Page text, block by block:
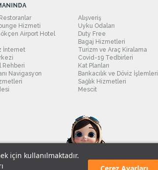
için kullanılmaktadır.
Alışveriş
Hizmeti
Uyku Odaları
Airport Hotel
Duty Free
Bagaj Hizmetleri
İnternet
Turizm ve Araç Kiralama
Covid-19 Tedbirleri
Rehberi
Kat Planları
Navigasyon
Bankacılık ve Döviz İşlemleri
Sağlık Hizmetleri
Mescit